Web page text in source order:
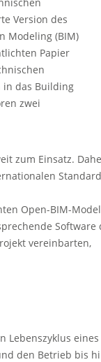
Version des
Modeling (BIM)
Papier
in das Building
zwei
zum Einsatz.
Open-BIM-
Software
vereinbarten,
Lebenszyklus eines
den Betrieb bis